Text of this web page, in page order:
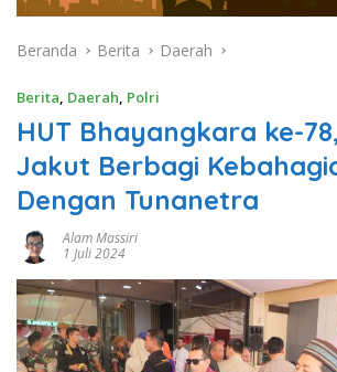
Beranda Berita Daerah
Berita Daerah Polri
HUT Bhayangkara ke-
Jakut Berbagi
Dengan Tunanetra
Alam Massiri
1 Juli 2024